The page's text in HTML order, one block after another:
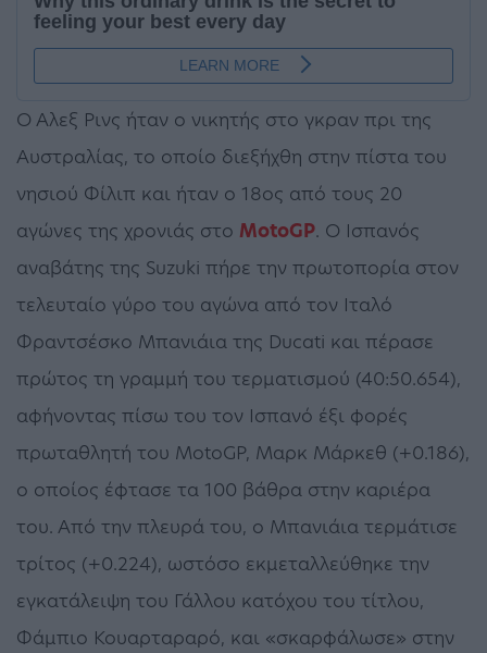
Ο Αλεξ Ρινς ήταν ο νικητής στο γκραν πρι της
Αυστραλίας, το οποίο διεξήχθη στην πίστα του
νησιού Φίλιπ και ήταν ο 18ος από τους 20
αγώνες της χρονιάς στο MotoGP. Ο Ισπανός
αναβάτης της Suzuki πήρε την πρωτοπορία στον
τελευταίο γύρο του αγώνα από τον Ιταλό
Φραντσέσκο Μπανιάια της Ducati και πέρασε
πρώτος τη γραμμή του τερματισμού (40:50.654),
αφήνοντας πίσω του τον Ισπανό έξι φορές
πρωταθλητή του MotoGP, Μαρκ Μάρκεθ (+0.186),
ο οποίος έφτασε τα 100 βάθρα στην καριέρα
του. Από την πλευρά του, ο Μπανιάια τερμάτισε
τρίτος (+0.224), ωστόσο εκμεταλλεύθηκε την
εγκατάλειψη του Γάλλου κατόχου του τίτλου,
Φάμπιο Κουαρταραρό, και «σκαρφάλωσε» στην